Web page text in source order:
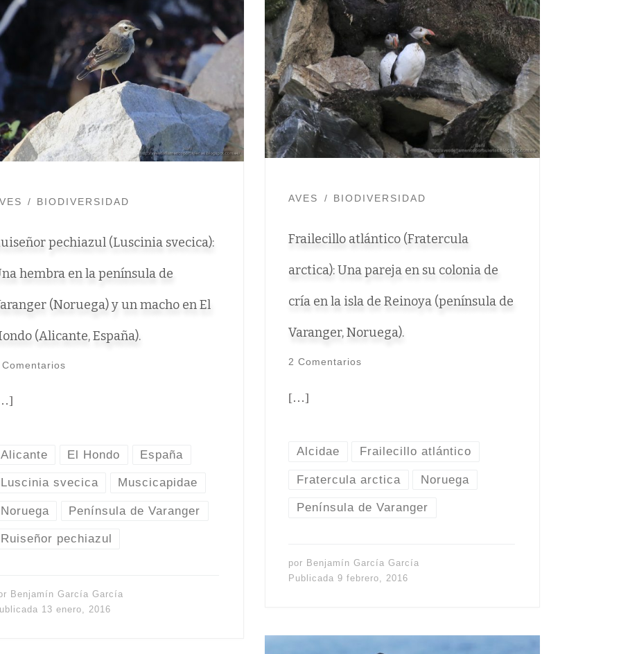
AVES BIODIVERSIDAD
Frailecillo atlántico (Fratercula
arctica): Una pareja en su colonia de
cría en la isla de Reinoya (península de
Varanger, Noruega).
2 Comentarios
[…]
Alcidae Frailecillo atlántico
Fratercula arctica Noruega
Península de Varanger
por Benjamín García García
Publicada9 febrero, 2016
BIODIVERSIDAD
pechiazul (Luscinia svecica):
hembra en la península de
(Noruega) y un macho en El
(Alicante, España).
Alicante El Hondo España
Luscinia svecica Muscicapidae
Noruega Península de Varanger
Ruiseñor pechiazul
Benjamín García García
13 enero, 2016